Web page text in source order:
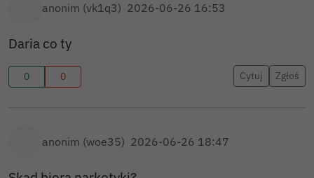
anonim (vk1q3) 2026-06-26 16:53
Daria co ty
0 0 Cytuj Zgłoś
anonim (woe35) 2026-06-26 18:47